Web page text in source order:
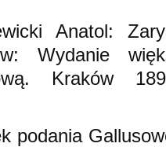
Anatol:
Wydanie
Kraków
podania